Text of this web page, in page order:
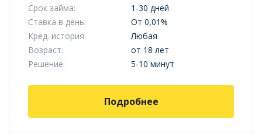
Срок займа:
1-30 дней
Ставка в день:
От 0,01%
Кред. история:
Любая
Возраст:
от 18 лет
Решение:
5-10 минут
Подробнее